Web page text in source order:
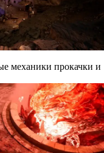
механики прокачки и